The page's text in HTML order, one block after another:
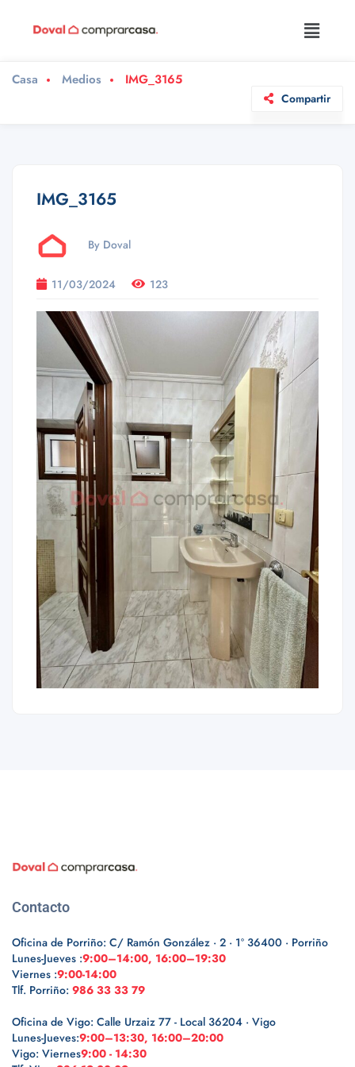
Casa Medios IMG_3165
Compartir
IMG_3165
By Doval
11/03/2024 123
Contacto
Oficina de Porriño: C/ Ramón González · 2 · 1º 36400 · Porriño
Lunes-Jueves :9:00–14:00, 16:00–19:30
Viernes :9:00-14:00
Tlf. Porriño: 986 33 33 79
Oficina de Vigo: Calle Urzaiz 77 - Local 36204 · Vigo
Lunes-Jueves:9:00–13:30, 16:00–20:00
Vigo: Viernes9:00 - 14:30